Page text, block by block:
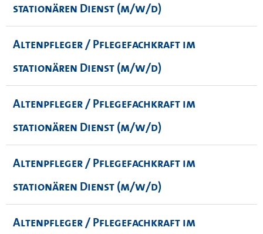
stationären Dienst (m/w/d)
Altenpfleger / Pflegefachkraft im
stationären Dienst (m/w/d)
Altenpfleger / Pflegefachkraft im
stationären Dienst (m/w/d)
Altenpfleger / Pflegefachkraft im
stationären Dienst (m/w/d)
Altenpfleger / Pflegefachkraft im